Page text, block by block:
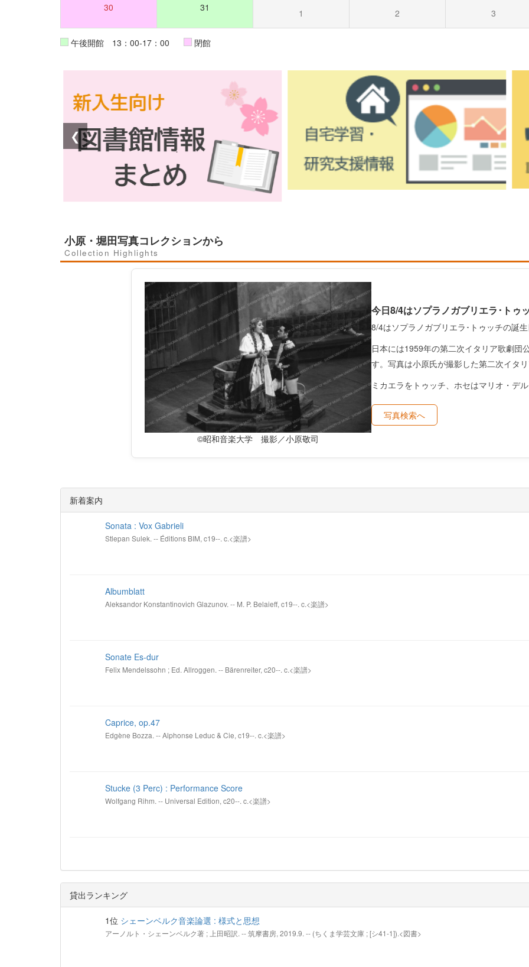
30 31 1 2 3
午後開館 13：00-17：00 閉館
❮
小原・堀田写真コレクションから
Collection Highlights
©昭和音楽大学 撮影／小原敬司
今日8/4はソプラノガブリエラ･トゥ
8/4はソプラノガブリエラ･トゥッチの誕
日本には1959年の第二次イタリア歌劇団
す。写真は小原氏が撮影した第二次イタ
ミカエラをトゥッチ、ホセはマリオ・デ
写真検索へ
新着案内
Sonata : Vox Gabrieli
Stlepan Sulek. -- Éditions BIM, c19--. c.<楽譜>
Albumblatt
Aleksandor Konstantinovich Glazunov. -- M. P. Belaieff, c19--. c.<楽譜>
Sonate Es-dur
Felix Mendelssohn ; Ed. Allroggen. -- Bärenreiter, c20--. c.<楽譜>
Caprice, op.47
Edgène Bozza. -- Alphonse Leduc & Cie, c19--. c.<楽譜>
Stucke (3 Perc) : Performance Score
Wolfgang Rihm. -- Universal Edition, c20--. c.<楽譜>
貸出ランキング
1位 シェーンベルク音楽論選 : 様式と思想
アーノルト・シェーンベルク著 ; 上田昭訳. -- 筑摩書房, 2019.9. -- (ちくま学芸文庫 ; [シ41-1]).<図書>